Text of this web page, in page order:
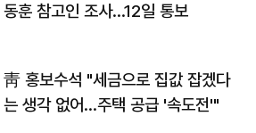
동훈 참고인 조사...12일 통보
靑 홍보수석 "세금으로 집값 잡겠다
는 생각 없어…주택 공급 '속도전'"